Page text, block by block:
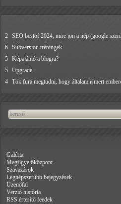
2 SEO bestof 2024, mire jön a nép (google
6 Subversion tréningek
5 Képajánló a blogra?
5 Upgrade
4 Tök fura megtudni, hogy általam ismert
Galéria
Megfigyelőközpont
Szavazások
Legnépszerűbb bejegyzések
Üzenőfal
Verzió história
RSS értesítő feedek